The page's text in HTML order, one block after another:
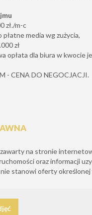
zł./m-c
media wg zużycia,
zł
opłata dla biura w kwocie
- CENA DO NEGOCJACJI.
na stronie
oraz informacji
stanowi oferty